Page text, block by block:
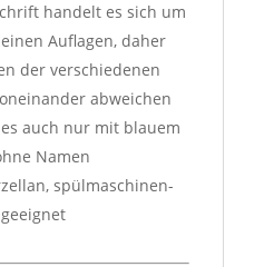
handelt es sich um
Auflagen, daher
der verschiedenen
abweichen
auch nur mit blauem
Namen
spülmaschinen-